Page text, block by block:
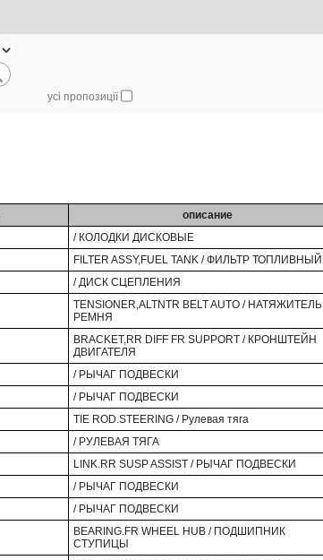
усі пропозиції
описание
/ КОЛОДКИ ДИСКОВЫЕ
FILTER ASSY,FUEL TANK / ФИЛЬТР ТОПЛИВНЫЙ
/ ДИСК СЦЕПЛЕНИЯ
TENSIONER,ALTNTR BELT AUTO / НАТЯЖИТЕЛЬ
РЕМНЯ
BRACKET,RR DIFF FR SUPPORT / КРОНШТЕЙН
ДВИГАТЕЛЯ
/ РЫЧАГ ПОДВЕСКИ
/ РЫЧАГ ПОДВЕСКИ
TIE ROD.STEERING / Рулевая тяга
/ РУЛЕВАЯ ТЯГА
LINK.RR SUSP ASSIST / РЫЧАГ ПОДВЕСКИ
/ РЫЧАГ ПОДВЕСКИ
/ РЫЧАГ ПОДВЕСКИ
BEARING.FR WHEEL HUB / ПОДШИПНИК
СТУПИЦЫ